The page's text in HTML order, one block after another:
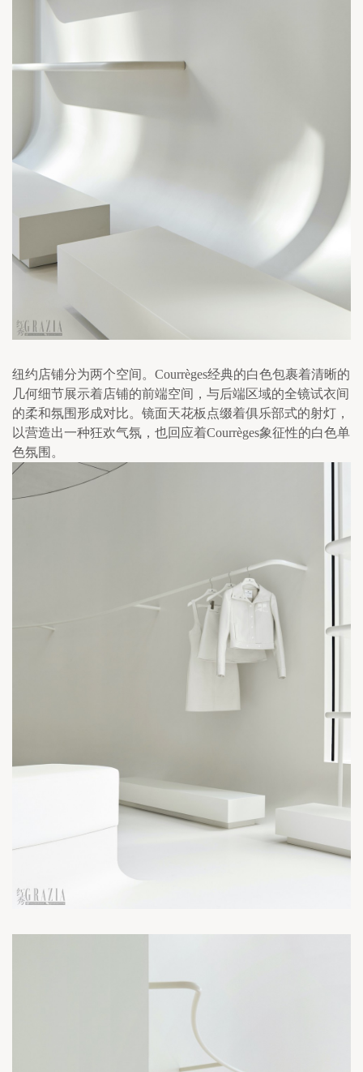
纽约店铺分为两个空间。Courrèges经典的白色包裹着清晰的
几何细节展示着店铺的前端空间，与后端区域的全镜试衣间
的柔和氛围形成对比。镜面天花板点缀着俱乐部式的射灯，
以营造出一种狂欢气氛，也回应着Courrèges象征性的白色单
色氛围。